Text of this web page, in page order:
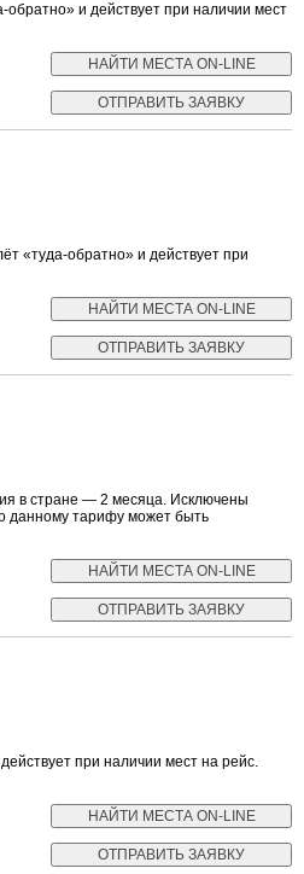
и действует при наличии мест
«туда-обратно» и действует при
в стране — 2 месяца. Исключены
данному тарифу может быть
при наличии мест на рейс.